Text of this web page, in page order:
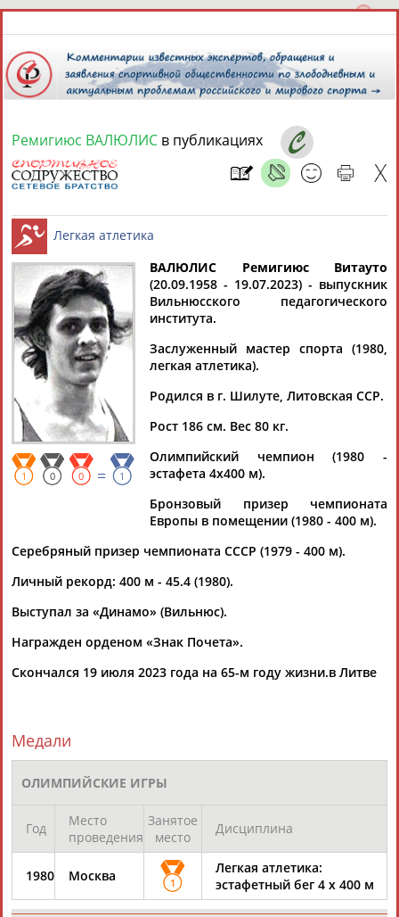
8 августа 2026 года,
СПОРТСМЕНЫ, ТРЕНЕРЫ И СПЕЦИАЛИСТЫ
Найдено: 1персона Расширенный поиск
Ремигиюс
ВАЛЮЛИС
Ваш запрос: "Ремигиюс Валюлис"
Документы 1-1 из 1 найденных уникальных документов
Скончался олимпийский чемпион 1980 года легкоатлет
Ремигиюс Валюлис
Олимпийский чемпион в эстафете 4x400 м в составе
сборной СССРРемигиюс Валюлисумер на 65-м году жизни.
литовский легкоатлетРемигиюс Валюлис
(Проект:Информационное агентство СТАДИОН
ТАБЛО АКТИВНОСТИ
ЦЕЛИ ПРОЕКТА КОНТАКТЫ НАШИ КНОПКИ
Ремигиюс ВАЛЮЛИС в публикациях
Легкая атлетика
1 0 0 = 1
ВАЛЮЛИС Ремигиюс Витауто
(20.09.1958 - 19.07.2023) - выпускник
Вильнюсского педагогического
института.
Заслуженный мастер спорта (1980,
легкая атлетика).
Родился в г. Шилуте, Литовская ССР.
Рост 186 см. Вес 80 кг.
Олимпийский чемпион (1980 -
эстафета 4х400 м).
Бронзовый призер чемпионата
Европы в помещении (1980 - 400 м).
Серебряный призер чемпионата СССР (1979 - 400 м).
Личный рекорд: 400 м - 45.4 (1980).
Выступал за «Динамо» (Вильнюс).
Награжден орденом «Знак Почета».
Скончался 19 июля 2023 года на 65-м году жизни.в Литве
Медали
ОЛИМПИЙСКИЕ ИГРЫ
Год
Место
проведения
Занятое
место
Дисциплина
1980 Москва 1
Легкая атлетика:
эстафетный бег 4 х 400 м